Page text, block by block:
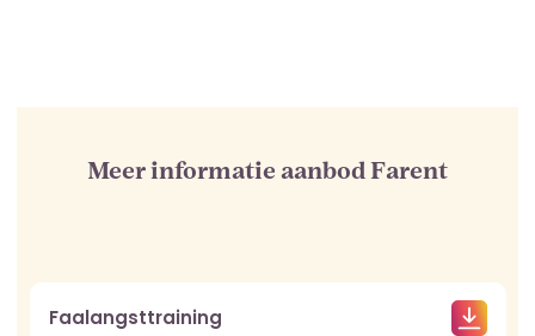
Meer informatie aanbod Farent
Faalangsttraining